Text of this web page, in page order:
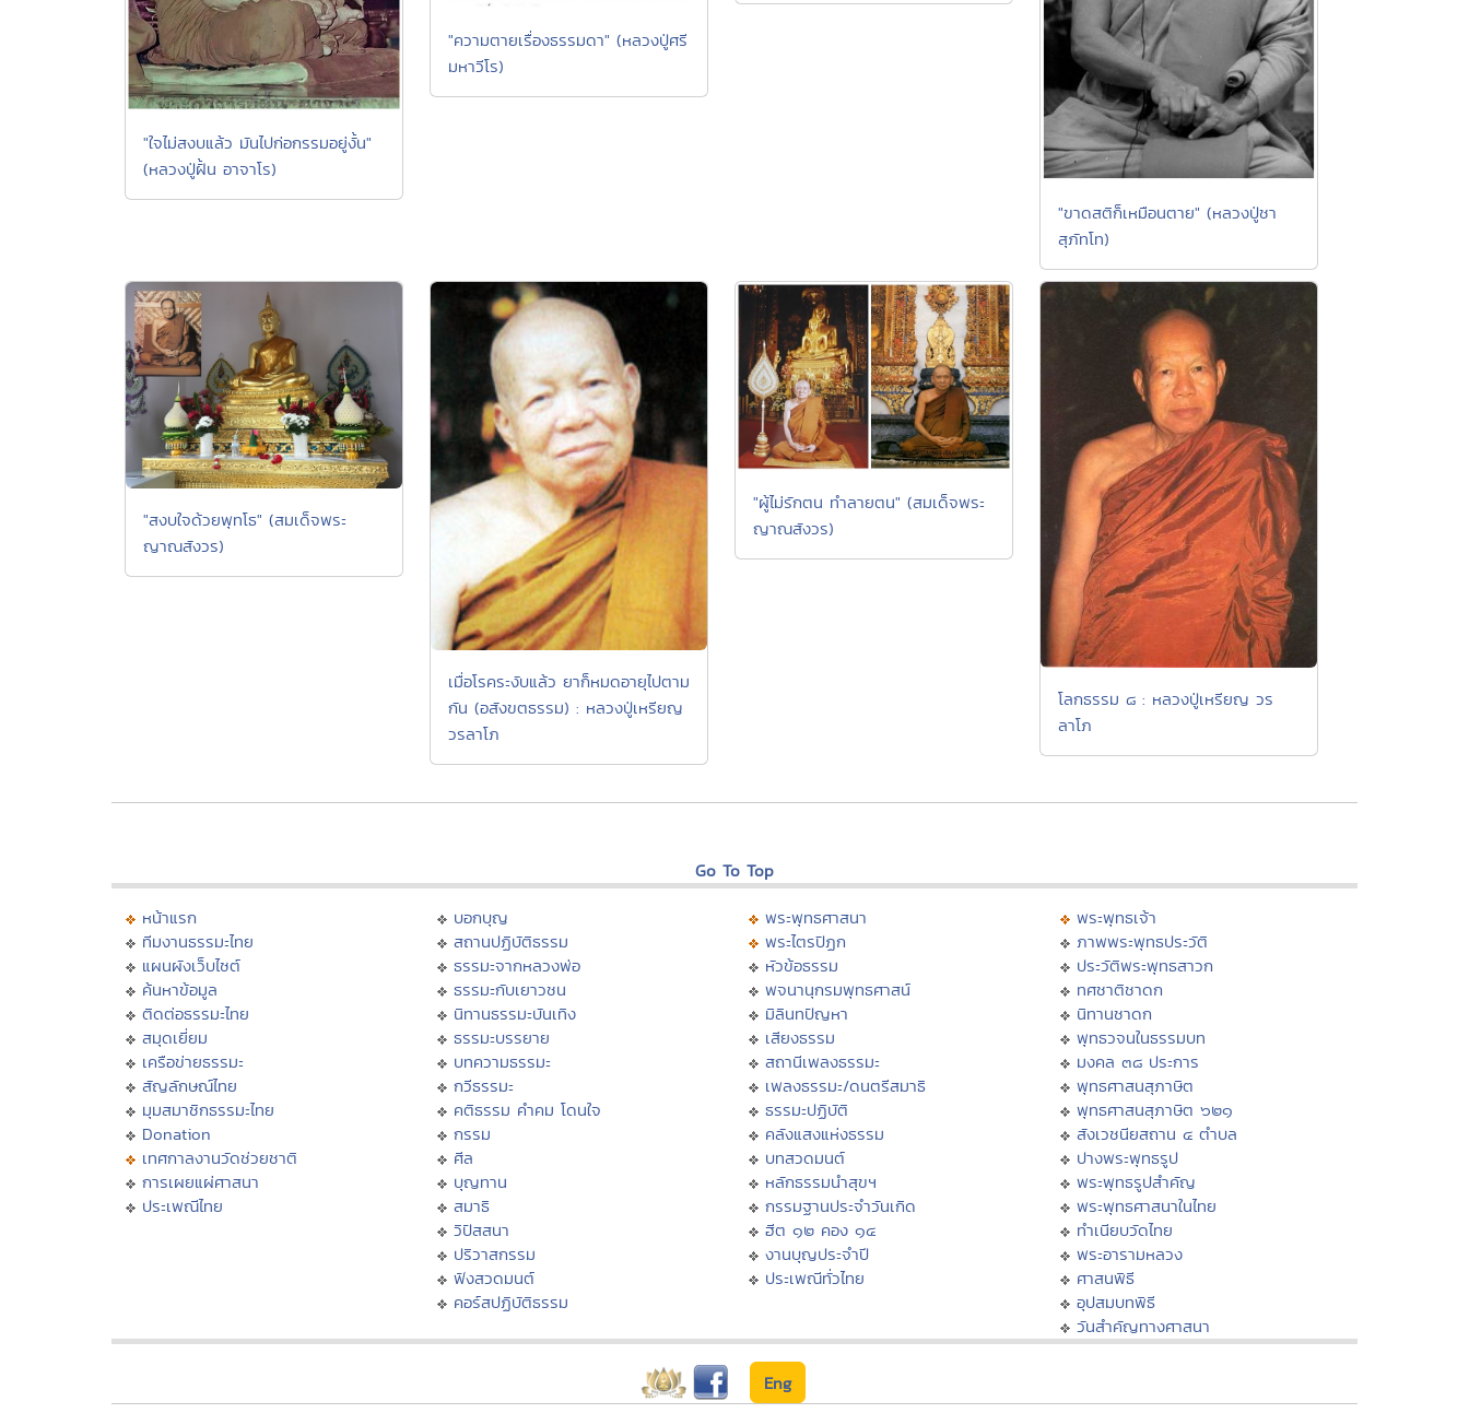
"ใจไม่สงบแล้ว มันไปก่อกรรมอยู่งั้น"
(หลวงปู่ฝั้น อาจาโร)
"ความตายเรื่องธรรมดา" (หลวงปู่ศรี
มหาวีโร)
"ขาดสติก็เหมือนตาย" (หลวงปู่ชา
สุภัทโท)
"สงบใจด้วยพุทโธ" (สมเด็จพระ
ญาณสังวร)
เมื่อโรคระงับแล้ว ยาก็หมดอายุไปตาม
กัน (อสังขตธรรม) : หลวงปู่เหรียญ
วรลาโภ
"ผู้ไม่รักตน ทำลายตน" (สมเด็จพระ
ญาณสังวร)
โลกธรรม ๘ : หลวงปู่เหรียญ วร
ลาโภ
Go To Top
หน้าแรก
ทีมงานธรรมะไทย
แผนผังเว็บไซต์
ค้นหาข้อมูล
ติดต่อธรรมะไทย
สมุดเยี่ยม
เครือข่ายธรรมะ
สัญลักษณ์ไทย
มุมสมาชิกธรรมะไทย
Donation
เทศกาลงานวัดช่วยชาติ
การเผยแผ่ศาสนา
ประเพณีไทย
บอกบุญ
สถานปฏิบัติธรรม
ธรรมะจากหลวงพ่อ
ธรรมะกับเยาวชน
นิทานธรรมะบันเทิง
ธรรมะบรรยาย
บทความธรรมะ
กวีธรรมะ
คติธรรม คำคม โดนใจ
กรรม
ศีล
บุญทาน
สมาธิ
วิปัสสนา
ปริวาสกรรม
ฟังสวดมนต์
คอร์สปฏิบัติธรรม
พระพุทธศาสนา
พระไตรปิฏก
หัวข้อธรรม
พจนานุกรมพุทธศาสน์
มิลินทปัญหา
เสียงธรรม
สถานีเพลงธรรมะ
เพลงธรรมะ/ดนตรีสมาธิ
ธรรมะปฏิบัติ
คลังแสงแห่งธรรม
บทสวดมนต์
หลักธรรมนำสุขฯ
กรรมฐานประจำวันเกิด
ฮีต ๑๒ คอง ๑๔
งานบุญประจำปี
ประเพณีทั่วไทย
พระพุทธเจ้า
ภาพพระพุทธประวัติ
ประวัติพระพุทธสาวก
ทศชาติชาดก
นิทานชาดก
พุทธวจนในธรรมบท
มงคล ๓๘ ประการ
พุทธศาสนสุภาษิต
พุทธศาสนสุภาษิต ๖๒๑
สังเวชนียสถาน ๔ ตำบล
ปางพระพุทธรูป
พระพุทธรูปสำคัญ
พระพุทธศาสนาในไทย
ทำเนียบวัดไทย
พระอารามหลวง
ศาสนพิธี
อุปสมบทพิธี
วันสำคัญทางศาสนา
Eng